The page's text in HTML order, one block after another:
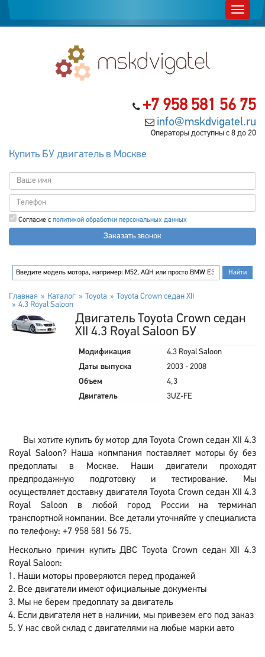
+7 958 581 56 75
info@mskdvigatel.ru
Операторы доступны с 8 до 20
Купить БУ двигатель в Москве
Согласие с политикой обработки персональных данных
Заказать звонок
Главная Каталог Toyota
Toyota Crown седан XII
4.3 Royal Saloon
Двигатель Toyota Crown седан
XII 4.3 Royal Saloon БУ
Модификация
4.3 Royal Saloon
Даты выпуска
2003 - 2008
Объем
4,3
Двигатель
3UZ-FE
Вы хотите купить бу мотор для Toyota Crown седан XII 4.3
Royal Saloon? Наша копмпания поставляет моторы бу без
предоплаты в Москве. Наши двигатели проходят
предпродажную подготовку и тестирование. Мы
осуществляет доставку двигателя Toyota Crown седан XII 4.3
Royal Saloon в любой город России на терминал
транспортной компании. Все детали уточняйте у специалиста
по телефону: +7 958 581 56 75.
Несколько причин купить ДВС Toyota Crown седан XII 4.3
Royal Saloon:
Наши моторы проверяются перед продажей
Все двигатели имеют официальные документы
Мы не берем предоплату за двигатель
Если двигателя нет в наличии, мы привезем его под заказ
У нас свой склад с двигателями на любые марки авто